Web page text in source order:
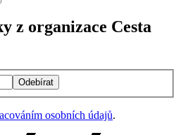
z organizace Cesta
Odebírat
osobních údajů.